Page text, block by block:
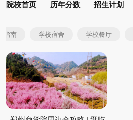
院校首页 历年分数 招生计划
指南 学校宿舍 学校餐厅